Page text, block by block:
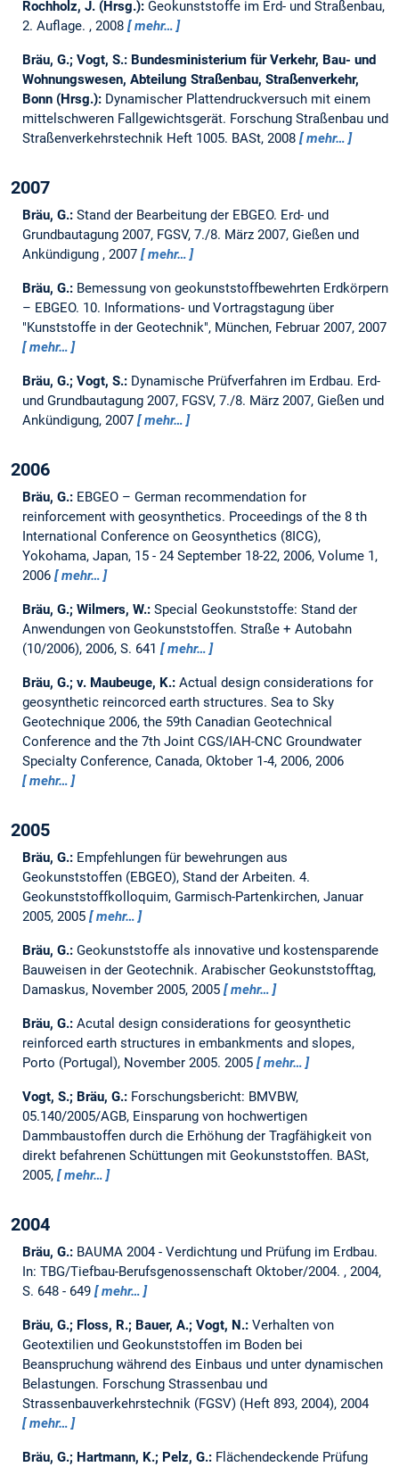
Rochholz, J. (Hrsg.): Geokunststoffe im Erd- und Straßenbau,
2. Auflage. , 2008
mehr…
Bräu, G.; Vogt, S.: Bundesministerium für Verkehr, Bau- und
Wohnungswesen, Abteilung Straßenbau, Straßenverkehr,
Bonn (Hrsg.): Dynamischer Plattendruckversuch mit einem
mittelschweren Fallgewichtsgerät. Forschung Straßenbau und
Straßenverkehrstechnik Heft 1005. BASt, 2008
mehr…
2007
Bräu, G.: Stand der Bearbeitung der EBGEO. Erd- und
Grundbautagung 2007, FGSV, 7./8. März 2007, Gießen und
Ankündigung , 2007
mehr…
Bräu, G.: Bemessung von geokunststoffbewehrten Erdkörpern
– EBGEO. 10. Informations- und Vortragstagung über
"Kunststoffe in der Geotechnik", München, Februar 2007, 2007
mehr…
Bräu, G.; Vogt, S.: Dynamische Prüfverfahren im Erdbau. Erd-
und Grundbautagung 2007, FGSV, 7./8. März 2007, Gießen und
Ankündigung, 2007
mehr…
2006
Bräu, G.: EBGEO – German recommendation for
reinforcement with geosynthetics. Proceedings of the 8 th
International Conference on Geosynthetics (8ICG),
Yokohama, Japan, 15 - 24 September 18-22, 2006, Volume 1,
2006
mehr…
Bräu, G.; Wilmers, W.: Special Geokunststoffe: Stand der
Anwendungen von Geokunststoffen. Straße + Autobahn
(10/2006), 2006, S. 641
mehr…
Bräu, G.; v. Maubeuge, K.: Actual design considerations for
geosynthetic reincorced earth structures. Sea to Sky
Geotechnique 2006, the 59th Canadian Geotechnical
Conference and the 7th Joint CGS/IAH-CNC Groundwater
Specialty Conference, Canada, Oktober 1-4, 2006, 2006
mehr…
2005
Bräu, G.: Empfehlungen für bewehrungen aus
Geokunststoffen (EBGEO), Stand der Arbeiten. 4.
Geokunststoffkolloquim, Garmisch-Partenkirchen, Januar
2005, 2005
mehr…
Bräu, G.: Geokunststoffe als innovative und kostensparende
Bauweisen in der Geotechnik. Arabischer Geokunststofftag,
Damaskus, November 2005, 2005
mehr…
Bräu, G.: Acutal design considerations for geosynthetic
reinforced earth structures in embankments and slopes,
Porto (Portugal), November 2005. 2005 mehr…
Vogt, S.; Bräu, G.: Forschungsbericht: BMVBW,
05.140/2005/AGB, Einsparung von hochwertigen
Dammbaustoffen durch die Erhöhung der Tragfähigkeit von
direkt befahrenen Schüttungen mit Geokunststoffen. BASt,
2005,
mehr…
2004
Bräu, G.: BAUMA 2004 - Verdichtung und Prüfung im Erdbau.
In: TBG/Tiefbau-Berufsgenossenschaft Oktober/2004. , 2004,
S. 648 - 649
mehr…
Bräu, G.; Floss, R.; Bauer, A.; Vogt, N.: Verhalten von
Geotextilien und Geokunststoffen im Boden bei
Beanspruchung während des Einbaus und unter dynamischen
Belastungen. Forschung Strassenbau und
Strassenbauverkehrstechnik (FGSV) (Heft 893, 2004), 2004
mehr…
Bräu, G.; Hartmann, K.; Pelz, G.: Flächendeckende Prüfung